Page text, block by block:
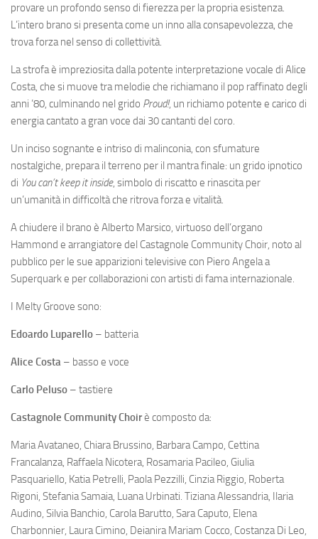
provare un profondo senso di fierezza per la propria esistenza.
L’intero brano si presenta come un inno alla consapevolezza, che
trova forza nel senso di collettività.
La strofa è impreziosita dalla potente interpretazione vocale di Alice
Costa, che si muove tra melodie che richiamano il pop raffinato degli
anni ’80, culminando nel grido Proud!, un richiamo potente e carico di
energia cantato a gran voce dai 30 cantanti del coro.
Un inciso sognante e intriso di malinconia, con sfumature
nostalgiche, prepara il terreno per il mantra finale: un grido ipnotico
di You can’t keep it inside, simbolo di riscatto e rinascita per
un’umanità in difficoltà che ritrova forza e vitalità.
A chiudere il brano è Alberto Marsico, virtuoso dell’organo
Hammond e arrangiatore del Castagnole Community Choir, noto al
pubblico per le sue apparizioni televisive con Piero Angela a
Superquark e per collaborazioni con artisti di fama internazionale.
I Melty Groove sono:
Edoardo Luparello – batteria
Alice Costa – basso e voce
Carlo Peluso – tastiere
Castagnole Community Choirè composto da:
Maria Avataneo, Chiara Brussino, Barbara Campo, Cettina
Francalanza, Raffaela Nicotera, Rosamaria Pacileo, Giulia
Pasquariello, Katia Petrelli, Paola Pezzilli, Cinzia Riggio, Roberta
Rigoni, Stefania Samaia, Luana Urbinati. Tiziana Alessandria, Ilaria
Audino, Silvia Banchio, Carola Barutto, Sara Caputo, Elena
Charbonnier, Laura Cimino, Deianira Mariam Cocco, Costanza Di Leo,